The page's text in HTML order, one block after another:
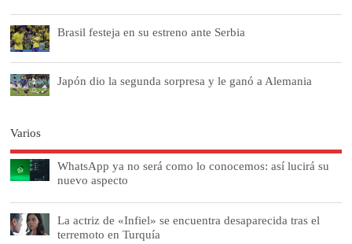
Brasil festeja en su estreno ante Serbia
Japón dio la segunda sorpresa y le ganó a Alemania
Varios
WhatsApp ya no será como lo conocemos: así lucirá su
nuevo aspecto
La actriz de «Infiel» se encuentra desaparecida tras el
terremoto en Turquía